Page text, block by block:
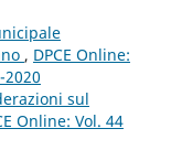
, DPCE Online:
2020
sul
Online: Vol. 44